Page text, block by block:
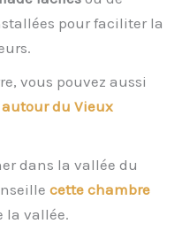
pour faciliter la
vous pouvez aussi
du Vieux
dans la vallée du
cette chambre
la vallée.